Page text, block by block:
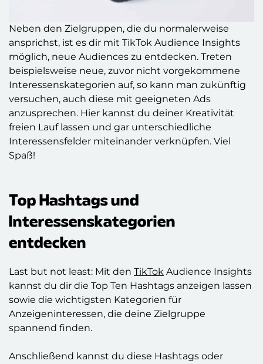
Neben den Zielgruppen, die du normalerweise
ansprichst, ist es dir mit TikTok Audience Insights
möglich, neue Audiences zu entdecken. Treten
beispielsweise neue, zuvor nicht vorgekommene
Interessenskategorien auf, so kann man zukünftig
versuchen, auch diese mit geeigneten Ads
anzusprechen. Hier kannst du deiner Kreativität
freien Lauf lassen und gar unterschiedliche
Interessensfelder miteinander verknüpfen. Viel
Spaß!
Top Hashtags und
Interessenskategorien
entdecken
Last but not least: Mit den TikTok Audience Insights
kannst du dir die Top Ten Hashtags anzeigen lassen
sowie die wichtigsten Kategorien für
Anzeigeninteressen, die deine Zielgruppe
spannend finden.
Anschließend kannst du diese Hashtags oder